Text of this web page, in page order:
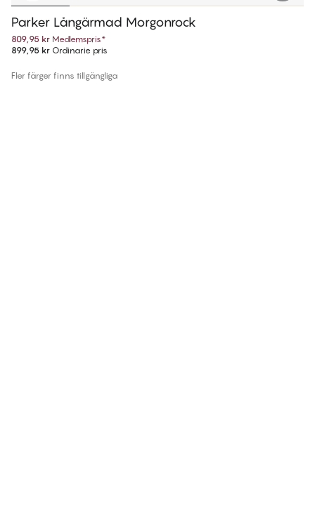
Parker Långärmad Morgonrock
809,95 kr Medlemspris*
899,95 kr Ordinarie pris
Fler färger finns tillgängliga